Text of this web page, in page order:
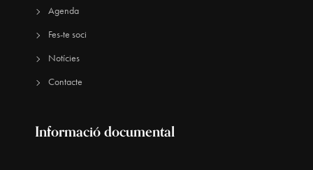
Agenda
Fes-te soci
Notícies
Contacte
Informació documental